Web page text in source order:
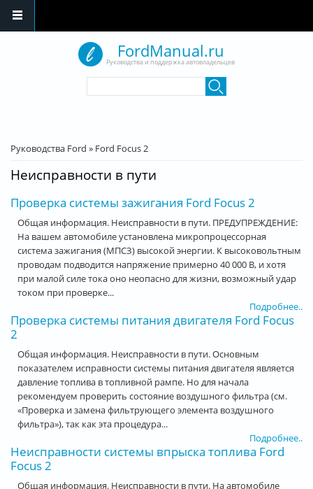
FordManual.ru
Руководства и поддержка автовладельцев
Вы здесь
Руководства Ford » Ford Focus 2
Неисправности в пути
Проверка системы зажигания Ford Focus 2
Общая информация. Неисправности в пути. ПРЕДУПРЕЖДЕНИЕ:
На вашем автомобиле установлена микропроцессорная
система зажигания (МПСЗ) высокой энергии. К высоковольтным
проводам подводится напряжение примерно 40 000 В, и хотя
при малой силе тока оно неопасно для жизни, возможный удар
током при проверке...
Подробнее..
Проверка системы питания двигателя Ford Focus
2
Общая информация. Неисправности в пути. Основным
показателем исправности системы питания двигателя является
давление топлива в топливной рампе. Но для начала
рекомендуем проверить состояние воздушного фильтра (см.
«Проверка и замена фильтрующего элемента воздушного
фильтра»), так как эта процедура...
Подробнее..
Неисправности системы впрыска топлива Ford
Focus 2
Общая информация. Неисправности в пути. На автомобиле